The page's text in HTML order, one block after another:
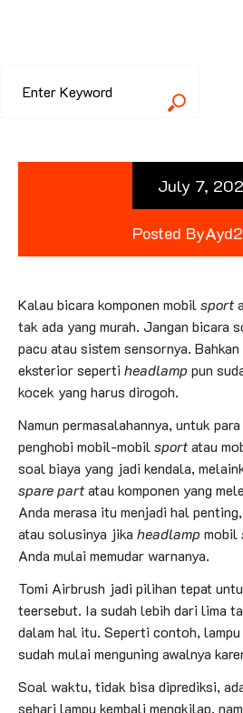
July 7,
Posted By
Kalau bicara komponen mobilsport
tak ada yang murah. Jangan bicara
pacu atau sistem sensornya.
eksterior seperti headlamppun
kocek yang harus dirogoh.
Namun permasalahannya, untuk
penghobi mobil-mobilsportatau
soal biaya yang jadi kendala,
spare partatau komponen yang
Anda merasa itu menjadi hal
atau solusinya jika headlampmobil
Anda mulai memudar warnanya.
Tomi Airbrush jadi pilihan tepat
teersebut. Ia sudah lebih dari lima
dalam hal itu. Seperti contoh,
sudah mulai menguning awalnya
Soal waktu, tidak bisa diprediksi,
sehari lampu kembali mengkilap,